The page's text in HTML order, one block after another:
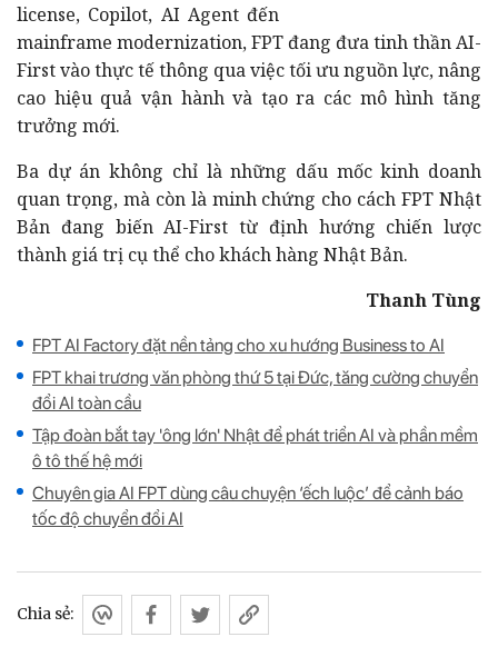
license, Copilot, AI Agent đến
mainframe modernization, FPT đang đưa tinh thần AI-
First vào thực tế thông qua việc tối ưu nguồn lực, nâng
cao hiệu quả vận hành và tạo ra các mô hình tăng
trưởng mới.
Ba dự án không chỉ là những dấu mốc kinh doanh
quan trọng, mà còn là minh chứng cho cách FPT Nhật
Bản đang biến AI-First từ định hướng chiến lược
thành giá trị cụ thể cho khách hàng Nhật Bản.
Thanh Tùng
FPT AI Factory đặt nền tảng cho xu hướng Business to AI
FPT khai trương văn phòng thứ 5 tại Đức, tăng cường chuyển
đổi AI toàn cầu
Tập đoàn bắt tay 'ông lớn' Nhật để phát triển AI và phần mềm
ô tô thế hệ mới
Chuyên gia AI FPT dùng câu chuyện ‘ếch luộc’ để cảnh báo
tốc độ chuyển đổi AI
Chia sẻ: